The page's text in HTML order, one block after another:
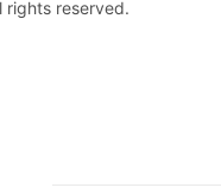
rights reserved.